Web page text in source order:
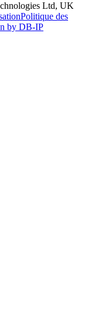
Ltd, UK
Politique des
by DB-IP